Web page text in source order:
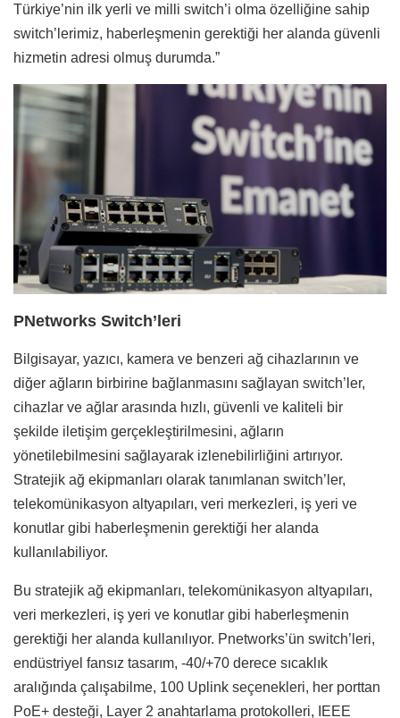
Türkiye’nin ilk yerli ve milli switch’i olma özelliğine sahip
switch’lerimiz, haberleşmenin gerektiği her alanda güvenli
hizmetin adresi olmuş durumda.”
PNetworks Switch’leri
Bilgisayar, yazıcı, kamera ve benzeri ağ cihazlarının ve
diğer ağların birbirine bağlanmasını sağlayan switch’ler,
cihazlar ve ağlar arasında hızlı, güvenli ve kaliteli bir
şekilde iletişim gerçekleştirilmesini, ağların
yönetilebilmesini sağlayarak izlenebilirliğini artırıyor.
Stratejik ağ ekipmanları olarak tanımlanan switch’ler,
telekomünikasyon altyapıları, veri merkezleri, iş yeri ve
konutlar gibi haberleşmenin gerektiği her alanda
kullanılabiliyor.
Bu stratejik ağ ekipmanları, telekomünikasyon altyapıları,
veri merkezleri, iş yeri ve konutlar gibi haberleşmenin
gerektiği her alanda kullanılıyor. Pnetworks’ün switch’leri,
endüstriyel fansız tasarım, -40/+70 derece sıcaklık
aralığında çalışabilme, 100 Uplink seçenekleri, her porttan
PoE+ desteği, Layer 2 anahtarlama protokolleri, IEEE